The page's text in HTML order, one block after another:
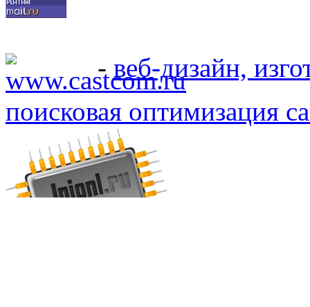
- веб-дизайн,
поисковая оптимизация